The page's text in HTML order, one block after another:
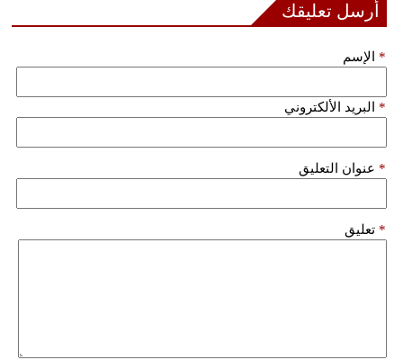
فيديو
أرسل تعليقك
الإسم *
البريد الألكتروني *
عنوان التعليق *
تعليق *